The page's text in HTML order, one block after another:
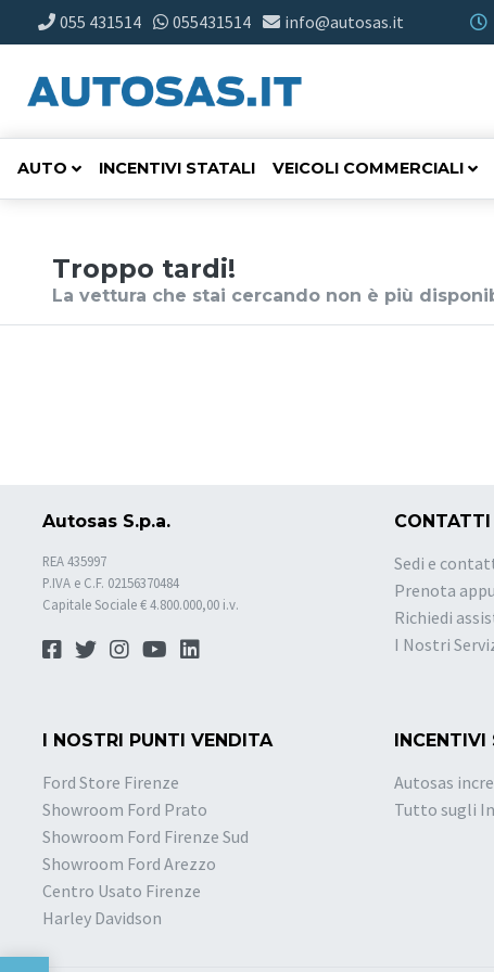
055 431514 055431514 info@autosas.it
AUTO INCENTIVI STATALI VEICOLI COMMERCIALI
Troppo tardi!
La vettura che stai cercando non è più
Autosas S.p.a.
REA 435997
P.IVA e C.F. 02156370484
Capitale Sociale € 4.800.000,00 i.v.
CONTATTI
Sedi e
Prenota
Richiedi
I Nostri
I NOSTRI PUNTI VENDITA
Ford Store Firenze
Showroom Ford Prato
Showroom Ford Firenze Sud
Showroom Ford Arezzo
Centro Usato Firenze
Harley Davidson
INCENTIVI
Autosas
Tutto sugli